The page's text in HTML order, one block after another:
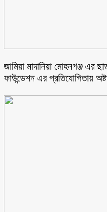
জামিয়া মাদানিয়া মোহনগঞ্জ
ফাউন্ডেশন এর প্রতিযোগিতায়